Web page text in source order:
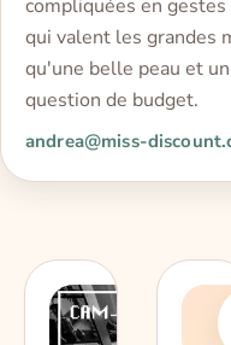
compliquées en
qui valent les grandes
qu'une belle peau et
question de budget.
andrea@miss-